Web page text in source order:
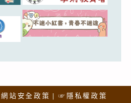
站安全政策 ☞隱私權政策